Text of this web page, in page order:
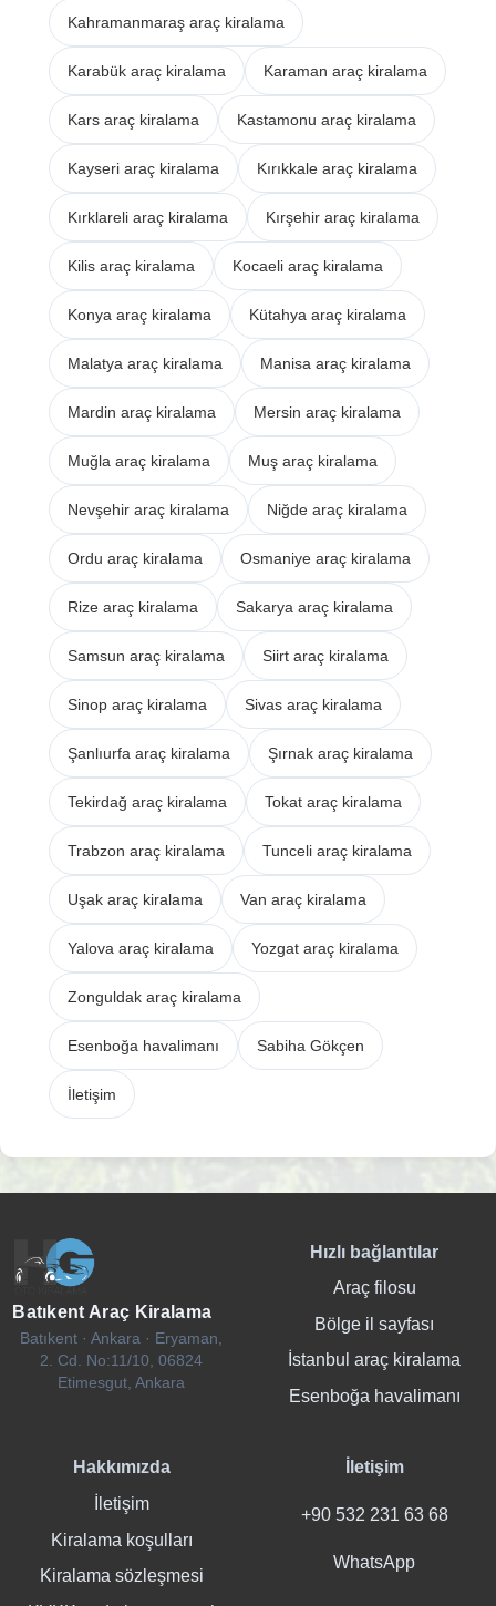
Kahramanmaraş araç kiralama
Karabük araç kiralama Karaman araç kiralama
Kars araç kiralama Kastamonu araç kiralama
Kayseri araç kiralama Kırıkkale araç kiralama
Kırklareli araç kiralama Kırşehir araç kiralama
Kilis araç kiralama Kocaeli araç kiralama
Konya araç kiralama Kütahya araç kiralama
Malatya araç kiralama Manisa araç kiralama
Mardin araç kiralama Mersin araç kiralama
Muğla araç kiralama Muş araç kiralama
Nevşehir araç kiralama Niğde araç kiralama
Ordu araç kiralama Osmaniye araç kiralama
Rize araç kiralama Sakarya araç kiralama
Samsun araç kiralama Siirt araç kiralama
Sinop araç kiralama Sivas araç kiralama
Şanlıurfa araç kiralama Şırnak araç kiralama
Tekirdağ araç kiralama Tokat araç kiralama
Trabzon araç kiralama Tunceli araç kiralama
Uşak araç kiralama Van araç kiralama
Yalova araç kiralama Yozgat araç kiralama
Zonguldak araç kiralama
Esenboğa havalimanı Sabiha Gökçen
İletişim
Batıkent Araç Kiralama
Batıkent · Ankara · Eryaman,
2. Cd. No:11/10, 06824
Etimesgut, Ankara
Hızlı bağlantılar
Araç filosu
Bölge il sayfası
İstanbul araç kiralama
Esenboğa havalimanı
Hakkımızda
İletişim
Kiralama koşulları
Kiralama sözleşmesi
İletişim
+90 532 231 63 68
WhatsApp